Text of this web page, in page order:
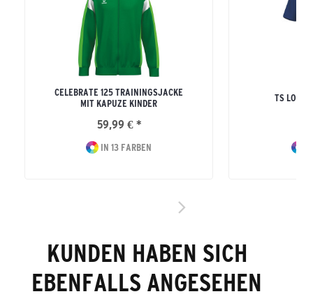
CELEBRATE 125 TRAININGSJACKE
MIT KAPUZE KINDER
59,99 € *
IN 13 FARBEN
TS LOGO
KUNDEN HABEN SICH
EBENFALLS ANGESEHEN